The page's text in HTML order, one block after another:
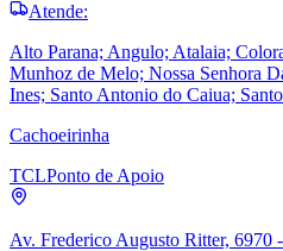
Atende:
Alto Parana; Angulo; Atalaia;
Munhoz de Melo; Nossa Senhora
Ines; Santo Antonio do Caiua;
Cachoeirinha
TCLPonto de Apoio
Av. Frederico Augusto Ritter, 6970